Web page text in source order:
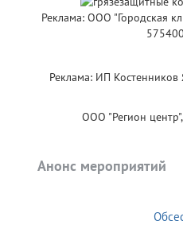
Реклама: ООО "Городская
Реклама: ИП
ООО "Регион
Анонс мероприятий